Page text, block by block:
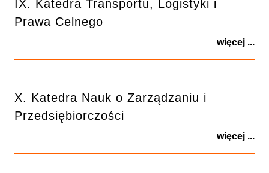
IX. Katedra Transportu, Logistyki i
Prawa Celnego
więcej ...
X. Katedra Nauk o Zarządzaniu i
Przedsiębiorczości
więcej ...